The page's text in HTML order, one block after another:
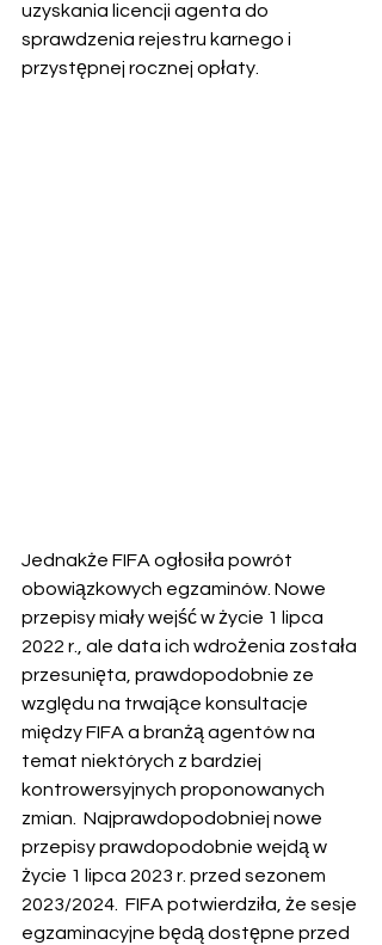
uzyskania licencji agenta do
sprawdzenia rejestru karnego i
przystępnej rocznej opłaty.
Jednakże FIFA ogłosiła powrót
obowiązkowych egzaminów. Nowe
przepisy miały wejść w życie 1 lipca
2022 r., ale data ich wdrożenia została
przesunięta, prawdopodobnie ze
względu na trwające konsultacje
między FIFA a branżą agentów na
temat niektórych z bardziej
kontrowersyjnych proponowanych
zmian.  Najprawdopodobniej nowe
przepisy prawdopodobnie wejdą w
życie 1 lipca 2023 r. przed sezonem
2023/2024.  FIFA potwierdziła, że ​​sesje
egzaminacyjne będą dostępne przed